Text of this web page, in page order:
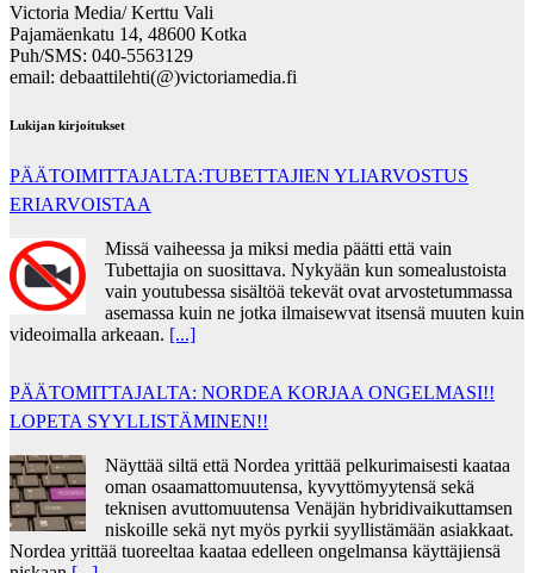
Victoria Media/ Kerttu Vali
Pajamäenkatu 14, 48600 Kotka
Puh/SMS: 040-5563129
email: debaattilehti(@)victoriamedia.fi
Lukijan kirjoitukset
PÄÄTOIMITTAJALTA:TUBETTAJIEN YLIARVOSTUS
ERIARVOISTAA
Missä vaiheessa ja miksi media päätti että vain
Tubettajia on suosittava. Nykyään kun somealustoista
vain youtubessa sisältöä tekevät ovat arvostetummassa
asemassa kuin ne jotka ilmaisewvat itsensä muuten kuin
videoimalla arkeaan. [...]
PÄÄTOMITTAJALTA: NORDEA KORJAA ONGELMASI!!
LOPETA SYYLLISTÄMINEN!!
Näyttää siltä että Nordea yrittää pelkurimaisesti kaataa
oman osaamattomuutensa, kyvyttömyytensä sekä
teknisen avuttomuutensa Venäjän hybridivaikuttamsen
niskoille sekä nyt myös pyrkii syyllistämään asiakkaat.
Nordea yrittää tuoreeltaa kaataa edelleen ongelmansa käyttäjiensä